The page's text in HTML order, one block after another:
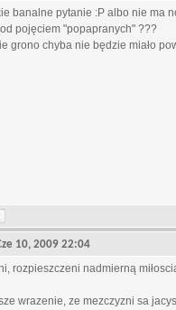
banalne pytanie :P albo nie ma
pojęciem "popapranych" ???
grono chyba nie będzie miało
10, 2009 22:04
rozpieszczeni nadmierną
wrazenie, ze mezczyzni sa